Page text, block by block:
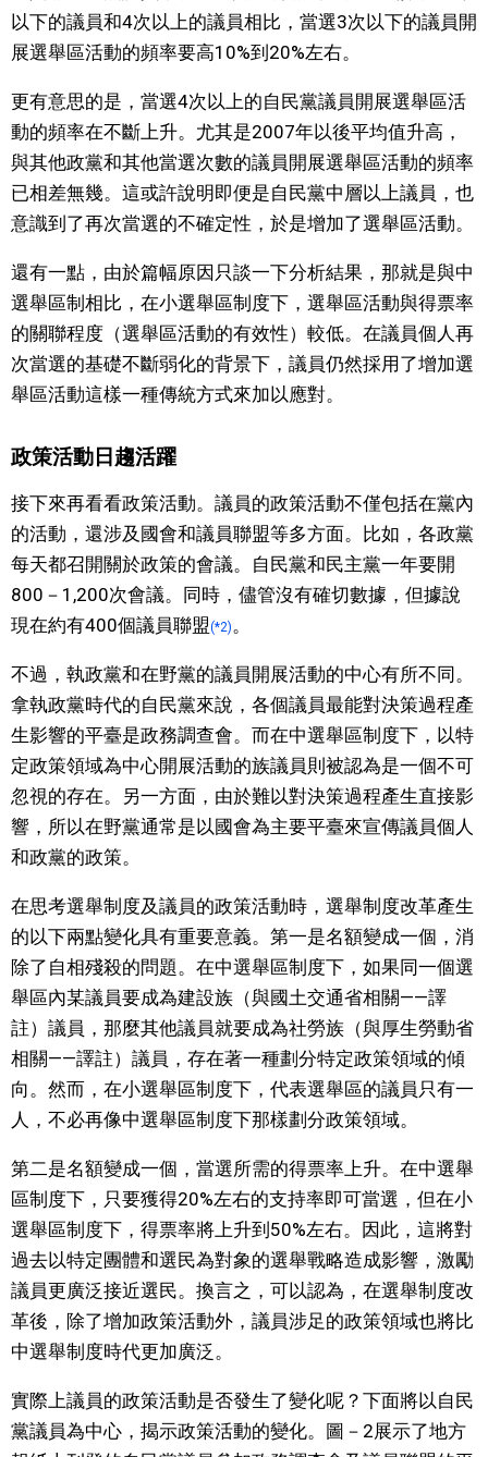
以下的議員和4次以上的議員相比，當選3次以下的議員開
展選舉區活動的頻率要高10%到20%左右。
更有意思的是，當選4次以上的自民黨議員開展選舉區活
動的頻率在不斷上升。尤其是2007年以後平均值升高，
與其他政黨和其他當選次數的議員開展選舉區活動的頻率
已相差無幾。這或許說明即便是自民黨中層以上議員，也
意識到了再次當選的不確定性，於是增加了選舉區活動。
還有一點，由於篇幅原因只談一下分析結果，那就是與中
選舉區制相比，在小選舉區制度下，選舉區活動與得票率
的關聯程度（選舉區活動的有效性）較低。在議員個人再
次當選的基礎不斷弱化的背景下，議員仍然採用了增加選
舉區活動這樣一種傳統方式來加以應對。
政策活動日趨活躍
接下來再看看政策活動。議員的政策活動不僅包括在黨內
的活動，還涉及國會和議員聯盟等多方面。比如，各政黨
每天都召開關於政策的會議。自民黨和民主黨一年要開
800－1,200次會議。同時，儘管沒有確切數據，但據說
現在約有400個議員聯盟(*2) 。
不過，執政黨和在野黨的議員開展活動的中心有所不同。
拿執政黨時代的自民黨來說，各個議員最能對決策過程產
生影響的平臺是政務調查會。而在中選舉區制度下，以特
定政策領域為中心開展活動的族議員則被認為是一個不可
忽視的存在。另一方面，由於難以對決策過程產生直接影
響，所以在野黨通常是以國會為主要平臺來宣傳議員個人
和政黨的政策。
在思考選舉制度及議員的政策活動時，選舉制度改革產生
的以下兩點變化具有重要意義。第一是名額變成一個，消
除了自相殘殺的問題。在中選舉區制度下，如果同一個選
舉區內某議員要成為建設族（與國土交通省相關——譯
註）議員，那麼其他議員就要成為社勞族（與厚生勞動省
相關——譯註）議員，存在著一種劃分特定政策領域的傾
向。然而，在小選舉區制度下，代表選舉區的議員只有一
人，不必再像中選舉區制度下那樣劃分政策領域。
第二是名額變成一個，當選所需的得票率上升。在中選舉
區制度下，只要獲得20%左右的支持率即可當選，但在小
選舉區制度下，得票率將上升到50%左右。因此，這將對
過去以特定團體和選民為對象的選舉戰略造成影響，激勵
議員更廣泛接近選民。換言之，可以認為，在選舉制度改
革後，除了增加政策活動外，議員涉足的政策領域也將比
中選舉制度時代更加廣泛。
實際上議員的政策活動是否發生了變化呢？下面將以自民
黨議員為中心，揭示政策活動的變化。圖－2展示了地方